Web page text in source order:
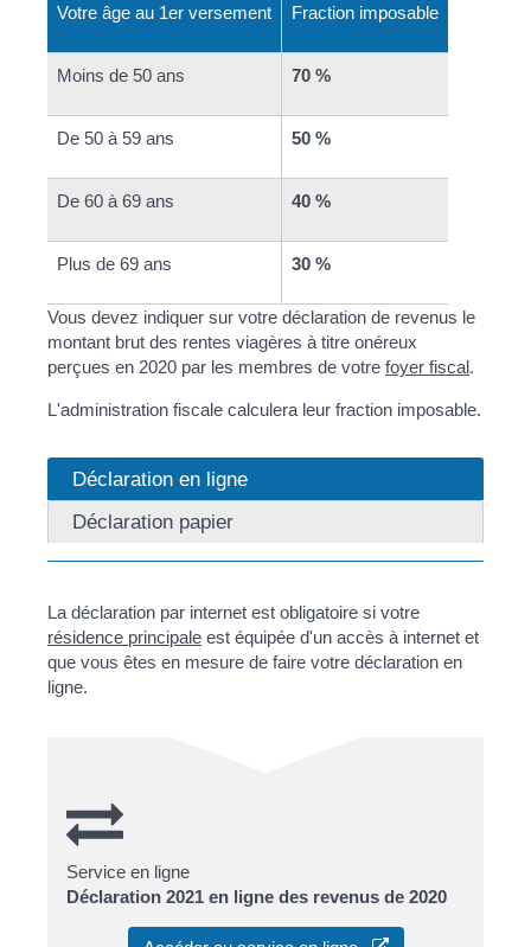
Votre âge au 1er versement Fraction imposable
Moins de 50 ans 70 %
De 50 à 59 ans 50 %
De 60 à 69 ans 40 %
Plus de 69 ans 30 %
Vous devez indiquer sur votre déclaration de revenus le
montant brut des rentes viagères à titre onéreux
perçues en 2020 par les membres de votre foyer fiscal.
L'administration fiscale calculera leur fraction imposable.
Déclaration en ligne
Déclaration papier
La déclaration par internet est obligatoire si votre
résidence principale est équipée d'un accès à internet et
que vous êtes en mesure de faire votre déclaration en
ligne.
Service en ligne
Déclaration 2021 en ligne des revenus de 2020